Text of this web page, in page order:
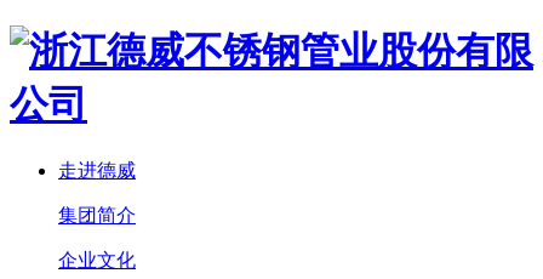
走进德威
集团简介
企业文化